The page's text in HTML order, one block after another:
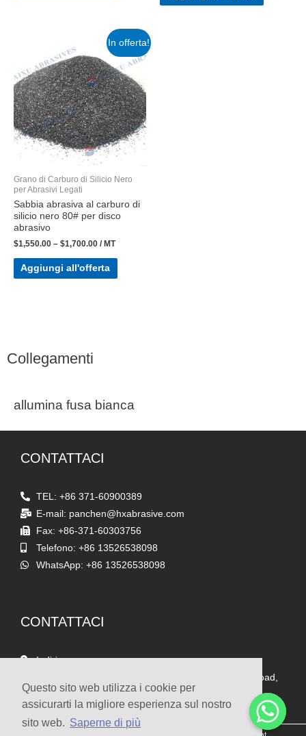
Questo sito web utilizza i cookie per
assicurarti la migliore esperienza sul nostro
sito web. Saperne di più
In offerta!
Grano di Carburo di Silicio Nero
per Abrasivi Legati
Sabbia abrasiva al carburo di
silicio nero 80# per disco
abrasivo
$1,550.00 – $1,700.00 / MT
Aggiungi all'offerta
Collegamenti
allumina fusa bianca
CONTATTACI
TEL: +86 371-60900389
E-mail: panchen@hxabrasive.com
Fax: +86-371-60303756
Telefono: +86 13526538098
WhatsApp: +86 13526538098
CONTATTACI
Indirizzo
Stanza 1903, Yaxing Times Square, Songshan South Road,
Zhengzhou, Cina